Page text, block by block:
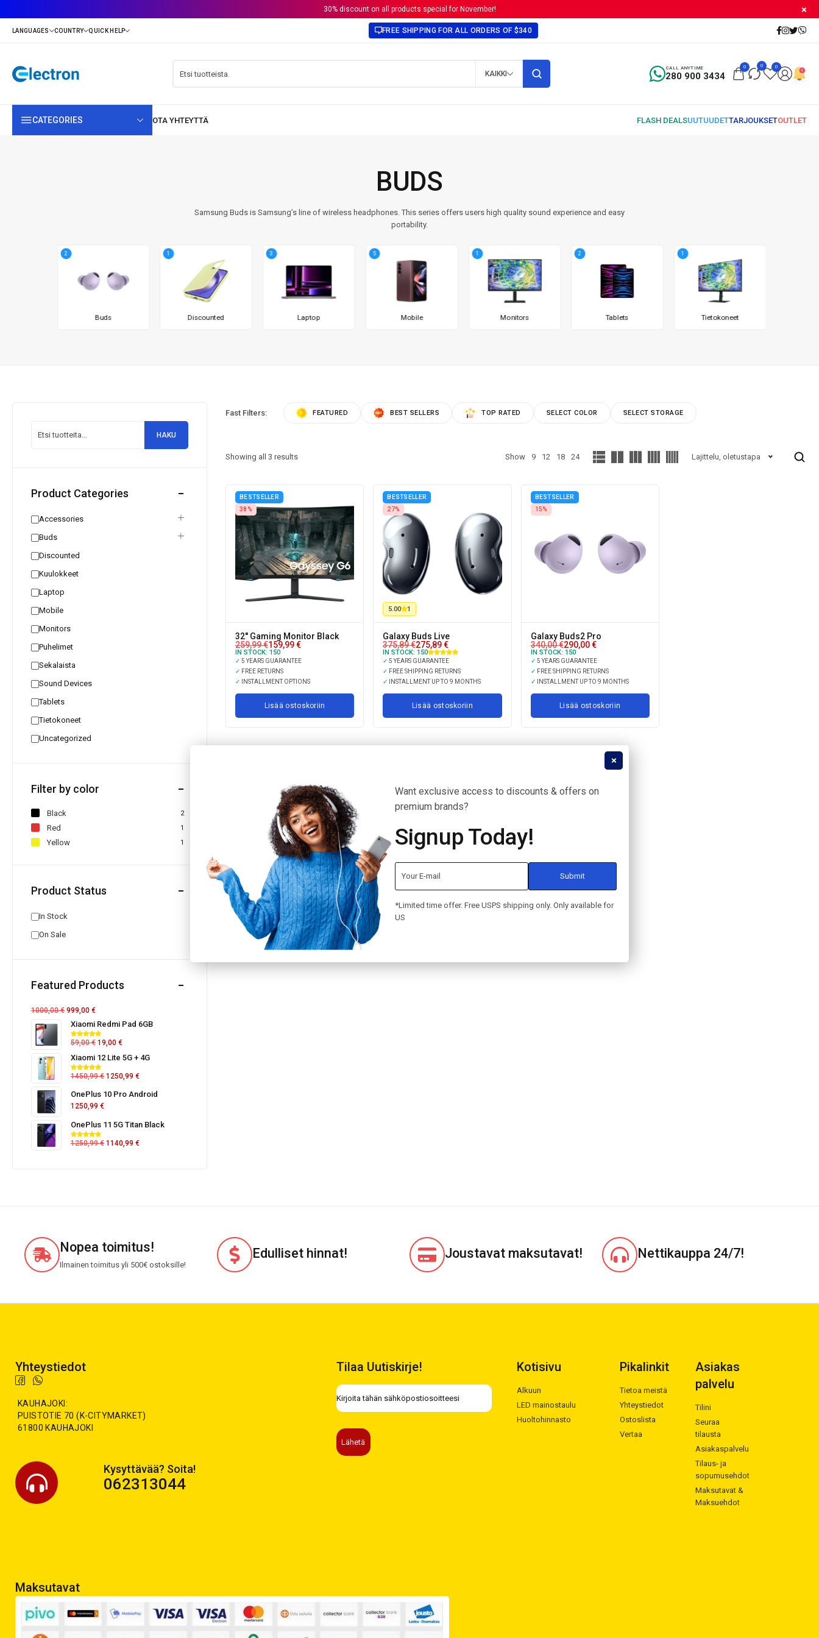
30% discount on all products special for November!
FREE SHIPPING FOR ALL ORDERS OF $340
KAIKKI 280 900 3434
CALL ANYTIME 0 0 0
CATEGORIES
BUDS
Samsung Buds is Samsung’s line of wireless headphones. This series offers users high quality sound experience and easy
portability.
2
Buds
1
Discounted
3
Laptop
5
Mobile
1
Monitors
2
Tablets
1
Tietokoneet
HAKU
Product Categories
Accessories
Buds
Discounted
Kuulokkeet
Laptop
Mobile
Monitors
Puhelimet
Sekalaista
Sound Devices
Tablets
Tietokoneet
Uncategorized
Filter by color
Black 2
Red 1
Yellow 1
Product Status
In Stock
On Sale
Featured Products
1000,00€ 999,00 €
Xiaomi Redmi Pad 6GB
59,00€ 19,00 €
Xiaomi 12 Lite 5G + 4G
1450,99€ 1250,99 €
OnePlus 10 Pro Android
1250,99 €
OnePlus 11 5G Titan Black
1250,99€ 1140,99 €
Fast Filters: FEATURED BEST SELLERS TOP RATED SELECT COLOR SELECT STORAGE
Showing all 3 results Show 9 12 18 24 Lajittelu, oletustapa
BESTSELLER
38%
32'' Gaming Monitor Black
259,99€159,99€
IN STOCK: 150
✓ 5 YEARS GUARANTEE
✓ FREE RETURNS
✓ INSTALLMENT OPTIONS
Lisää ostoskoriin
5.00 1
BESTSELLER
27%
Galaxy Buds Live
375,89€275,89€
IN STOCK: 150
✓ 5 YEARS GUARANTEE
✓ FREE SHIPPING RETURNS
✓
INSTALLMENT UP TO 9 MONTHS
Lisää ostoskoriin
BESTSELLER
15%
Galaxy Buds2 Pro
340,00€290,00€
IN STOCK: 150
✓ 5 YEARS GUARANTEE
✓ FREE SHIPPING RETURNS
✓ INSTALLMENT UP TO 9 MONTHS
Lisää ostoskoriin
Nopea toimitus!
Ilmainen toimitus yli 500€ ostoksille!
Edulliset hinnat! Joustavat maksutavat! Nettikauppa 24/7!
Yhteystiedot
KAUHAJOKI:
PUISTOTIE 70 (K-CITYMARKET)
61800 KAUHAJOKI
Kysyttävää? Soita!
062313044
Tilaa Uutiskirje! Kotisivu
Alkuun
LED mainostaulu
Huoltohinnasto
Pikalinkit
Tietoa meistä
Yhteystiedot
Ostoslista
Vertaa
Asiakas
palvelu
Tilini
Seuraa
tilausta
Asiakaspalvelu
Tilaus- ja
sopumusehdot
Maksutavat &
Maksuehdot
Maksutavat
Want exclusive access to discounts & offers on
premium brands?
Signup Today!
*Limited time offer. Free USPS shipping only. Only available for
US